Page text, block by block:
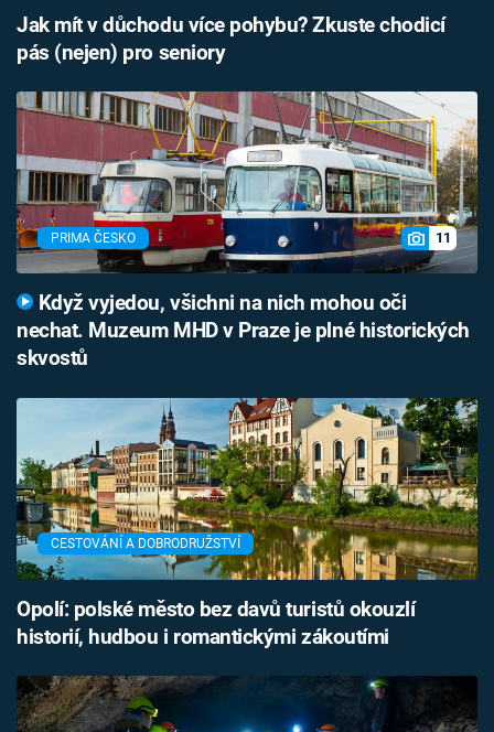
Jak mít v důchodu více pohybu? Zkuste chodicí
pás (nejen) pro seniory
PRIMA ČESKO 11
Když vyjedou, všichni na nich mohou oči
nechat. Muzeum MHD v Praze je plné historických
skvostů
CESTOVÁNÍ A DOBRODRUŽSTVÍ
Opolí: polské město bez davů turistů okouzlí
historií, hudbou i romantickými zákoutími